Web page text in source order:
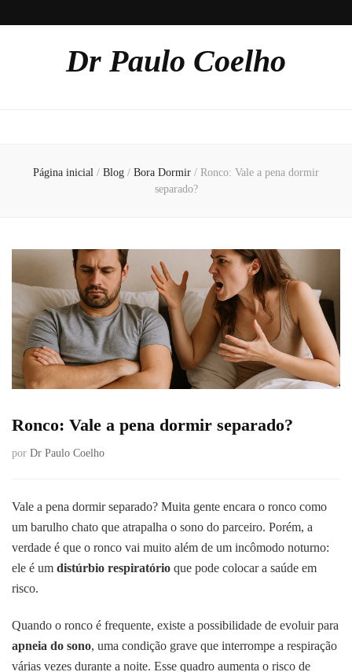
Dr Paulo Coelho
Página inicial / Blog / Bora Dormir / Ronco: Vale a pena dormir
separado?
Ronco: Vale a pena dormir separado?
por Dr Paulo Coelho
Vale a pena dormir separado? Muita gente encara o ronco como
um barulho chato que atrapalha o sono do parceiro. Porém, a
verdade é que o ronco vai muito além de um incômodo noturno:
ele é um distúrbio respiratório que pode colocar a saúde em
risco.
Quando o ronco é frequente, existe a possibilidade de evoluir para
apneia do sono, uma condição grave que interrompe a respiração
várias vezes durante a noite. Esse quadro aumenta o risco de